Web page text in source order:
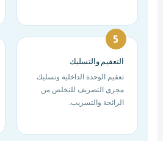
التعقيم والتسليك
تعقيم الوحدة الداخلية وتسليك
مجرى التصريف للتخلص من
الرائحة والتسريب.